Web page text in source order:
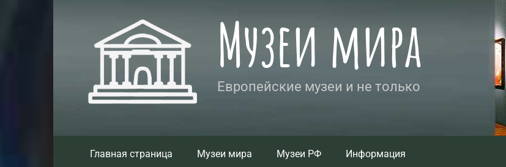
Музеи мира
Европейские музеи и не только
Главная страница Музеи мира Музеи РФ Информация